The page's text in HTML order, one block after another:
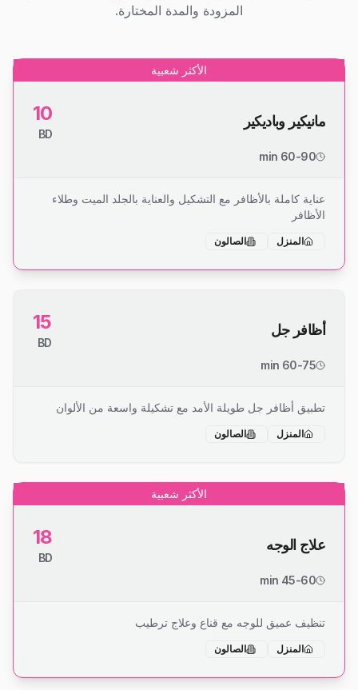
المزودة والمدة المختارة.
الأكثر شعبية
مانيكير وباديكير 10
BD
60-90 min
عناية كاملة بالأظافر مع التشكيل والعناية بالجلد الميت وطلاء
الأظافر
المنزل الصالون
أظافر جل 15
BD
60-75 min
تطبيق أظافر جل طويلة الأمد مع تشكيلة واسعة من الألوان
المنزل الصالون
الأكثر شعبية
علاج الوجه 18
BD
45-60 min
تنظيف عميق للوجه مع قناع وعلاج ترطيب
المنزل الصالون